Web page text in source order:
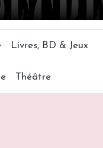
Livres, BD & Jeux
Théâtre